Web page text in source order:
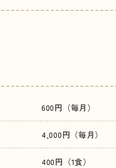
600円（毎月）
4,000円（毎月）
400円（1食）